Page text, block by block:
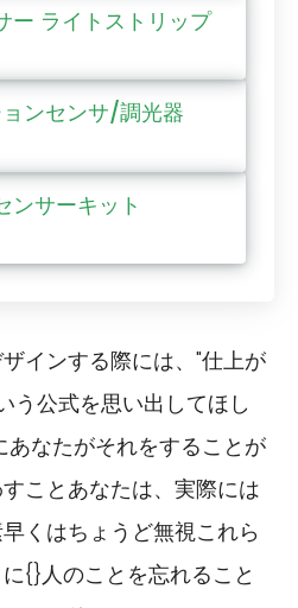
ー ライトストリップ
ンセンサ/調光器
ンサーキット
インする際には、"仕上が
う公式を思い出してほし
なたがそれをすることが
ことあなたは、実際には
くはちょうど無視これら
{}人のことを忘れること